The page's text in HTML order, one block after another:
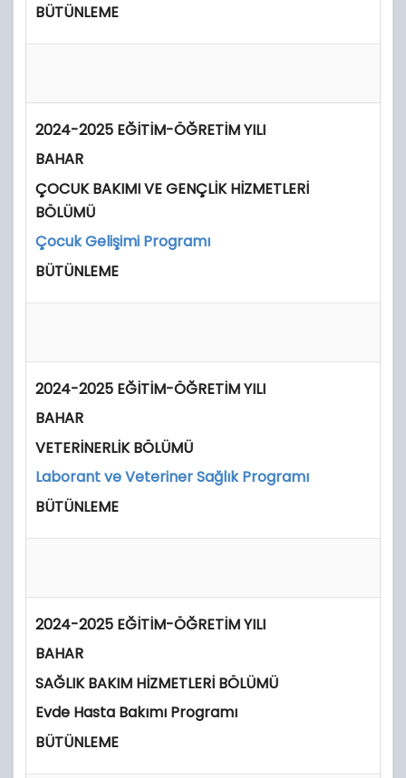
BÜTÜNLEME
2024-2025 EĞİTİM-ÖĞRETİM YILI
BAHAR
ÇOCUK BAKIMI VE GENÇLİK HİZMETLERİ
BÖLÜMÜ
Çocuk Gelişimi Programı
BÜTÜNLEME
2024-2025 EĞİTİM-ÖĞRETİM YILI
BAHAR
VETERİNERLİK BÖLÜMÜ
Laborant ve Veteriner Sağlık Programı
BÜTÜNLEME
2024-2025 EĞİTİM-ÖĞRETİM YILI
BAHAR
SAĞLIK BAKIM HİZMETLERİ BÖLÜMÜ
Evde Hasta Bakımı Programı
BÜTÜNLEME